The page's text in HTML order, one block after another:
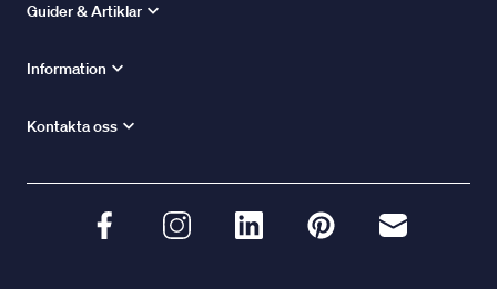
Guider & Artiklar
Information
Kontakta oss